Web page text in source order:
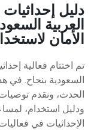
دليل
العربية
الأمان
تم اختتام فعالية
السعودية بنجاح. في
الحدث، ونقدم
ودليل استخدام،
الإحداثيات في